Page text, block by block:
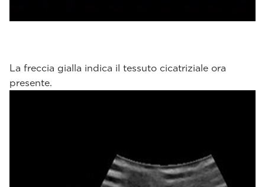
La freccia gialla indica il tessuto cicatriziale ora
presente.